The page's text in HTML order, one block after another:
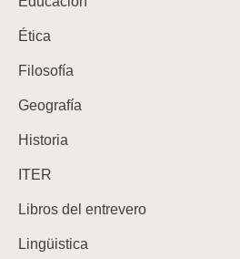
Ética
Filosofía
Geografía
Historia
ITER
Libros del entrevero
Lingüistica